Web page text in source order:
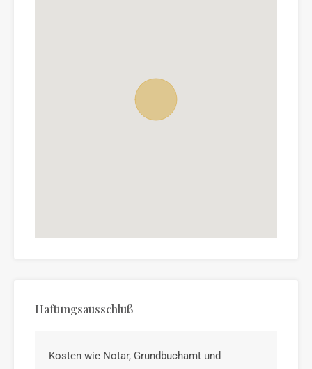
Haftungsausschluß
Kosten wie Notar, Grundbuchamt und